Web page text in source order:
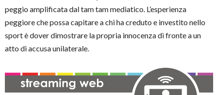
peggio amplificata dal tam tam mediatico. L’esperienza
peggiore che possa capitare a chi ha creduto e investito nello
sport è dover dimostrare la propria innocenza di fronte a un
atto di accusa unilaterale.